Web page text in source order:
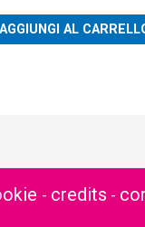
AGGIUNGI AL
- credits -